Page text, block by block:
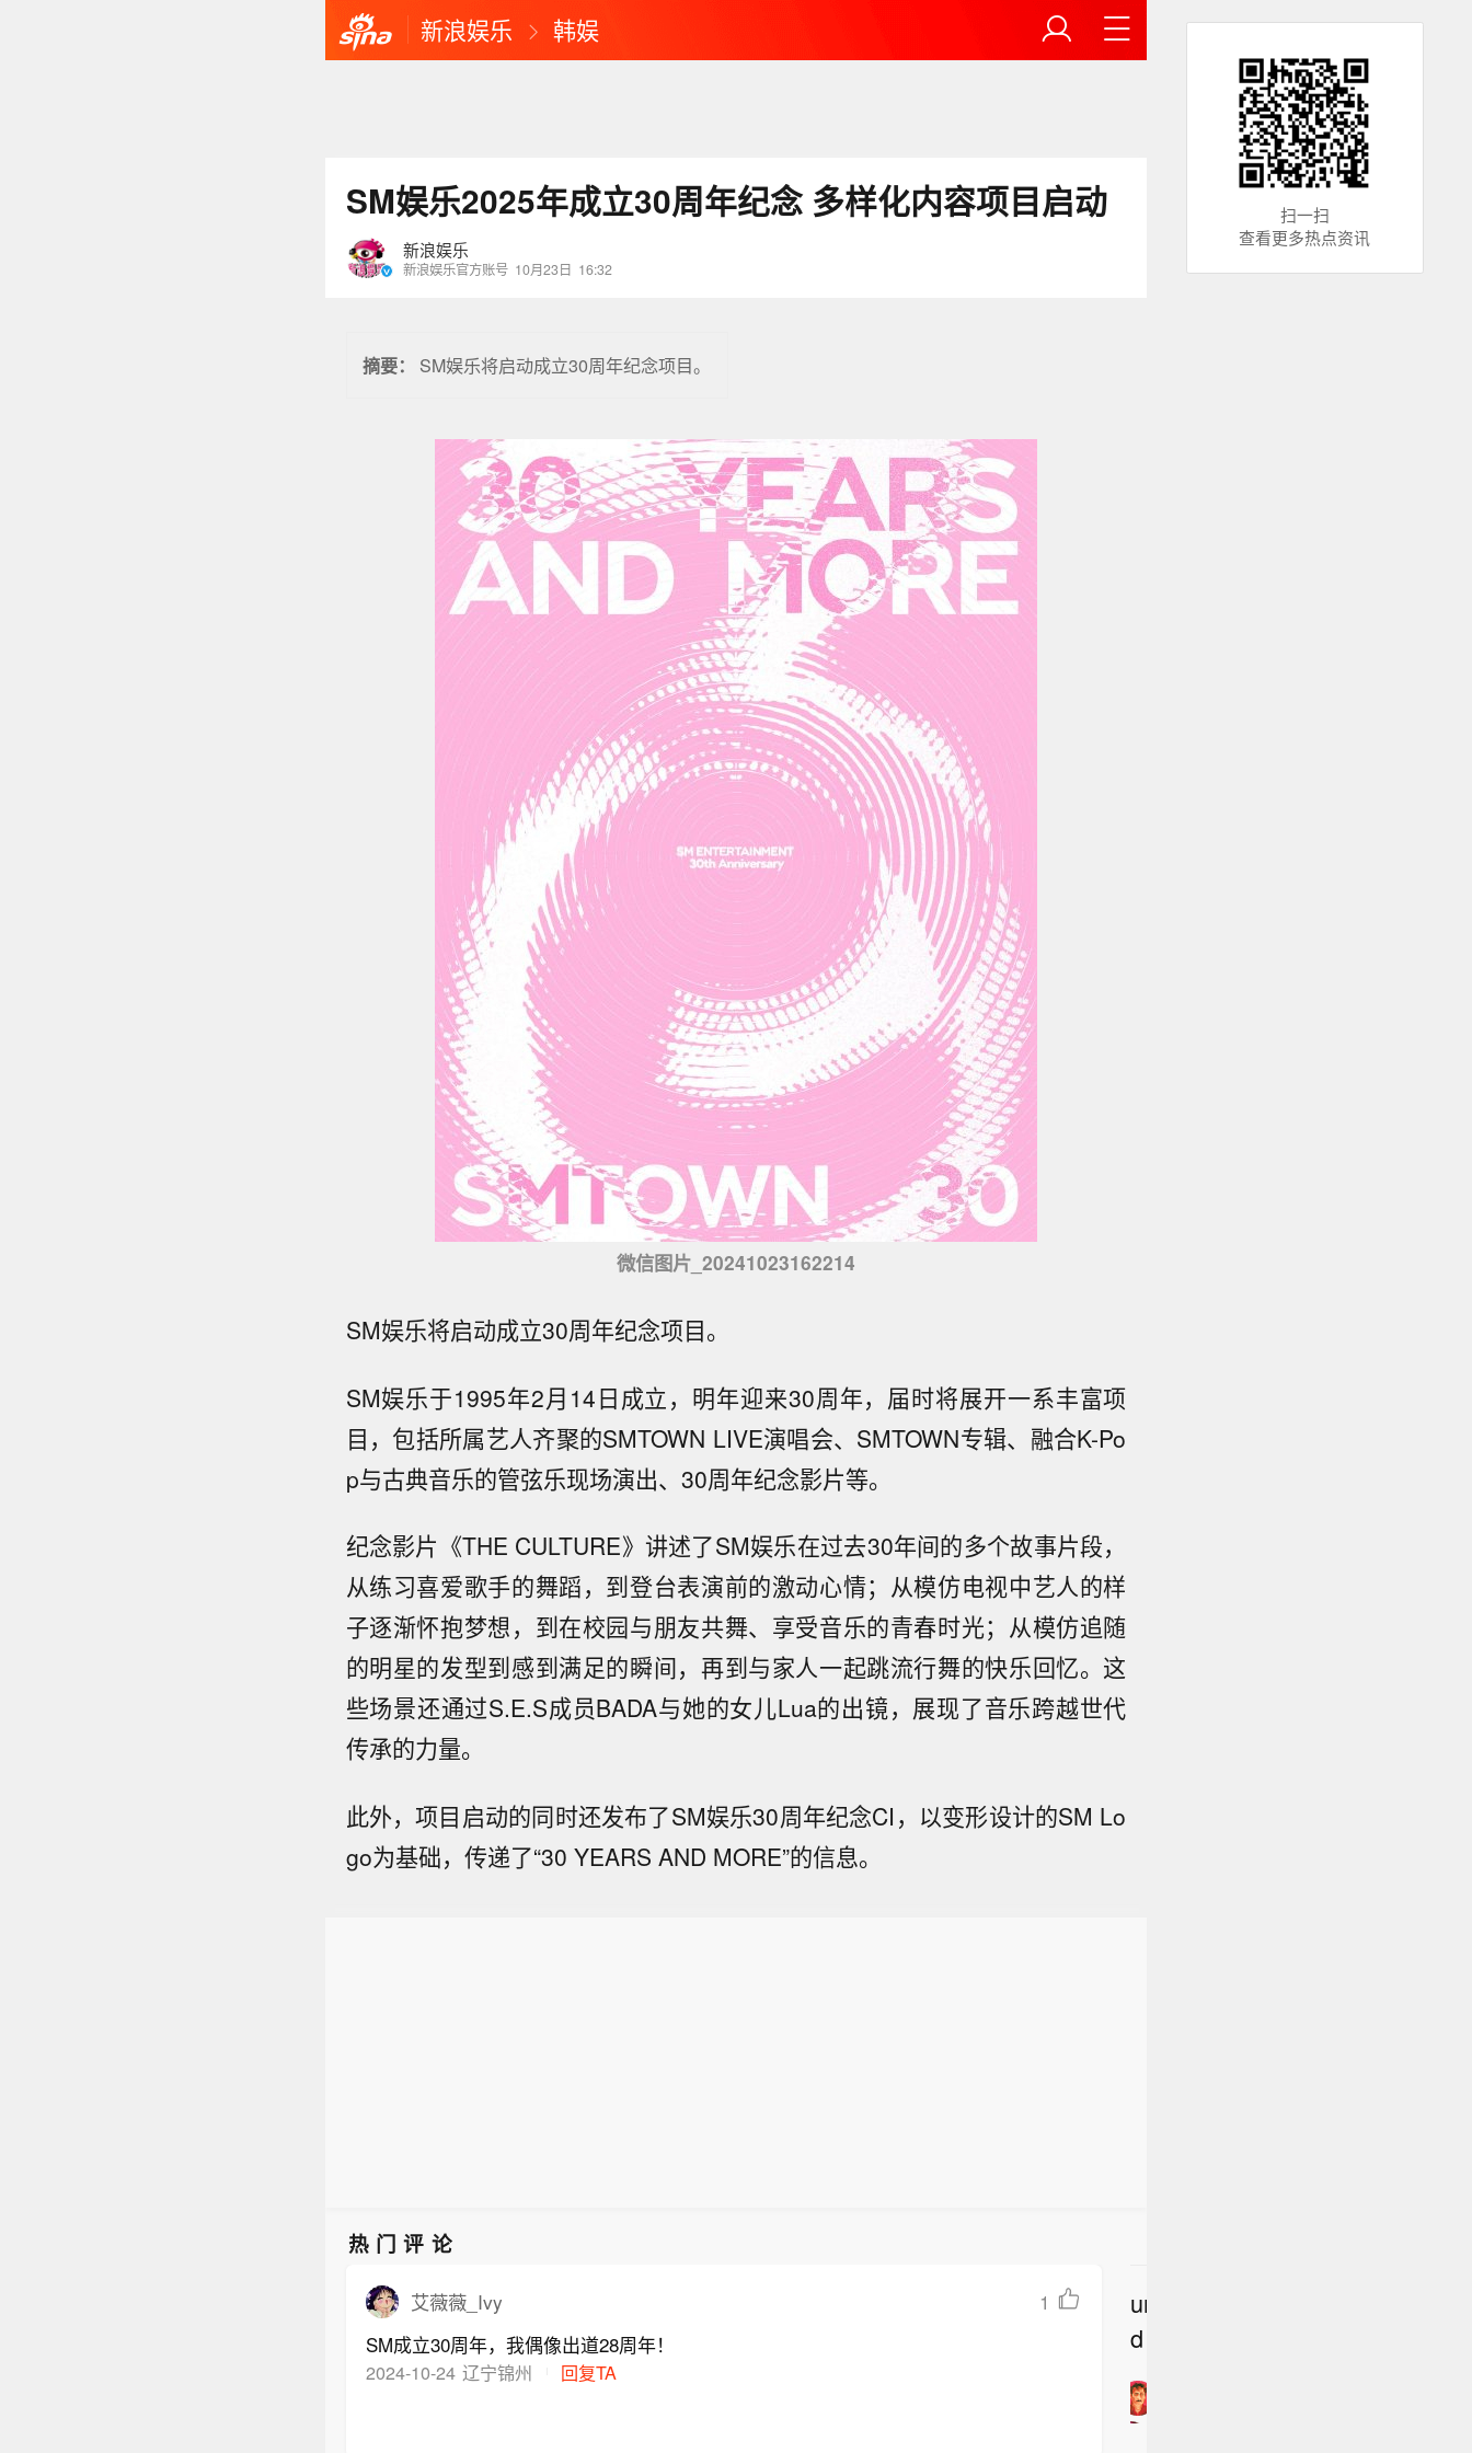
新浪娱乐 韩娱
SM娱乐2025年成立30周年纪念 多样化内容项目启动
新浪娱乐
新浪娱乐官方账号 10月23日 16:32
摘要： SM娱乐将启动成立30周年纪念项目。
微信图片_20241023162214
SM娱乐将启动成立30周年纪念项目。
SM娱乐于1995年2月14日成立，明年迎来30周年，届时将展开一系丰富项
目，包括所属艺人齐聚的SMTOWN LIVE演唱会、SMTOWN专辑、融合K-Po
p与古典音乐的管弦乐现场演出、30周年纪念影片等。
纪念影片《THE CULTURE》讲述了SM娱乐在过去30年间的多个故事片段，
从练习喜爱歌手的舞蹈，到登台表演前的激动心情；从模仿电视中艺人的样
子逐渐怀抱梦想，到在校园与朋友共舞、享受音乐的青春时光；从模仿追随
的明星的发型到感到满足的瞬间，再到与家人一起跳流行舞的快乐回忆。这
些场景还通过S.E.S成员BADA与她的女儿Lua的出镜，展现了音乐跨越世代
传承的力量。
此外，项目启动的同时还发布了SM娱乐30周年纪念CI，以变形设计的SM Lo
go为基础，传递了“30 YEARS AND MORE”的信息。
热门评论
艾薇薇_Ivy
1
SM成立30周年，我偶像出道28周年！
2024-10-24 辽宁锦州 回复TA
undefine
d
扫一扫
查看更多热点资讯